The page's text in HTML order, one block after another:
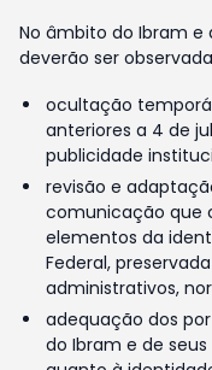
No âmbito do Ibram e
deverão ser
ocultação
anteriores a 4 de
publicidade
revisão e
comunicação que
elementos da
Federal,
administrativos,
adequação dos
do Ibram e de